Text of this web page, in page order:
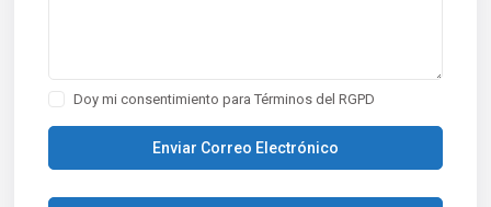
Doy mi consentimiento paraTérminos del RGPD